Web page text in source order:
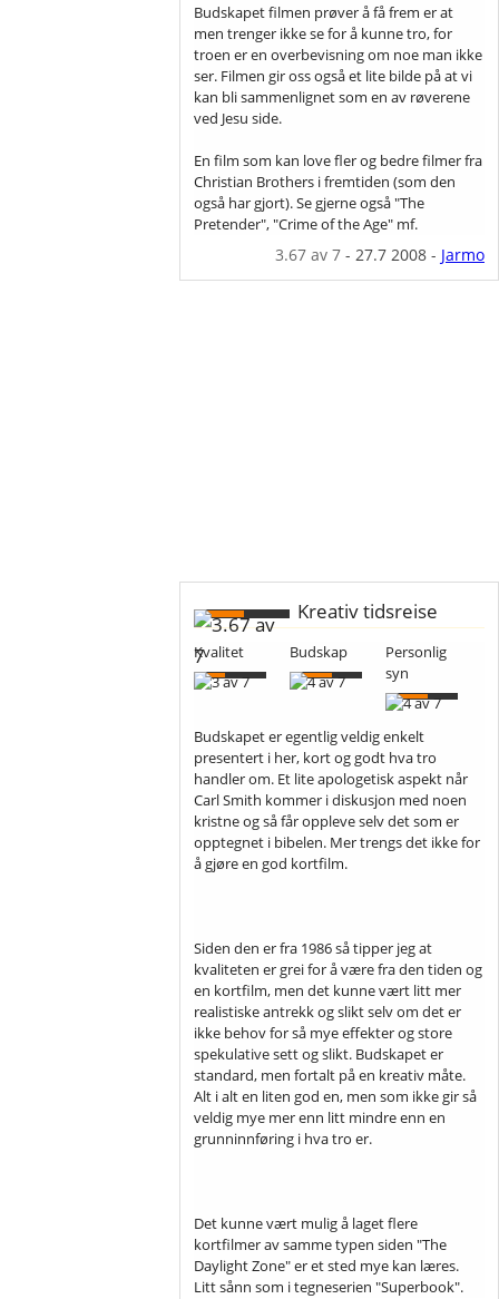
Budskapet filmen prøver å få frem er at
men trenger ikke se for å kunne tro, for
troen er en overbevisning om noe man ikke
ser. Filmen gir oss også et lite bilde på at vi
kan bli sammenlignet som en av røverene
ved Jesu side.
En film som kan love fler og bedre filmer fra
Christian Brothers i fremtiden (som den
også har gjort). Se gjerne også "The
Pretender", "Crime of the Age" mf.
3.67av 7- 27.7 2008- Jarmo
Kreativ tidsreise
Kvalitet Budskap
Personlig
syn
Budskapet er egentlig veldig enkelt
presentert i her, kort og godt hva tro
handler om. Et lite apologetisk aspekt når
Carl Smith kommer i diskusjon med noen
kristne og så får oppleve selv det som er
opptegnet i bibelen. Mer trengs det ikke for
å gjøre en god kortfilm.
Siden den er fra 1986 så tipper jeg at
kvaliteten er grei for å være fra den tiden og
en kortfilm, men det kunne vært litt mer
realistiske antrekk og slikt selv om det er
ikke behov for så mye effekter og store
spekulative sett og slikt. Budskapet er
standard, men fortalt på en kreativ måte.
Alt i alt en liten god en, men som ikke gir så
veldig mye mer enn litt mindre enn en
grunninnføring i hva tro er.
Det kunne vært mulig å laget flere
kortfilmer av samme typen siden "The
Daylight Zone" er et sted mye kan læres.
Litt sånn som i tegneserien "Superbook".